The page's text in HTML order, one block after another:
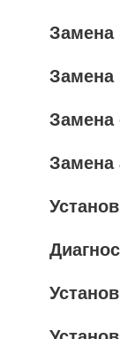
Замена
Замена
Замена
Замена